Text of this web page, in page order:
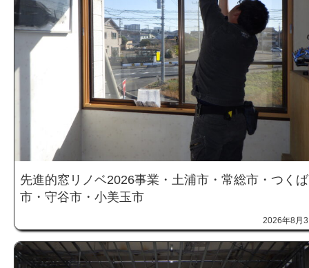
先進的窓リノベ2026事業・土浦市・常総市・つくば
市・守谷市・小美玉市
2026年8月